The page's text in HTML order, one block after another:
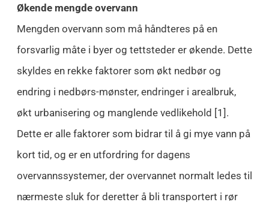
Økende mengde overvann
Mengden overvann som må håndteres på en
forsvarlig måte i byer og tettsteder er økende. Dette
skyldes en rekke faktorer som økt nedbør og
endring i nedbørs-mønster, endringer i arealbruk,
økt urbanisering og manglende vedlikehold [1].
Dette er alle faktorer som bidrar til å gi mye vann på
kort tid, og er en utfordring for dagens
overvannssystemer, der overvannet normalt ledes til
nærmeste sluk for deretter å bli transportert i rør